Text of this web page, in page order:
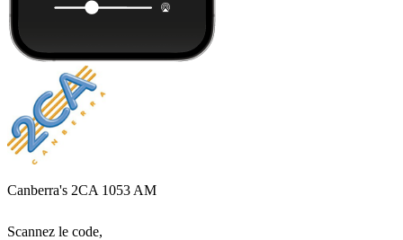
Canberra's 2CA 1053 AM
Scannez le code,